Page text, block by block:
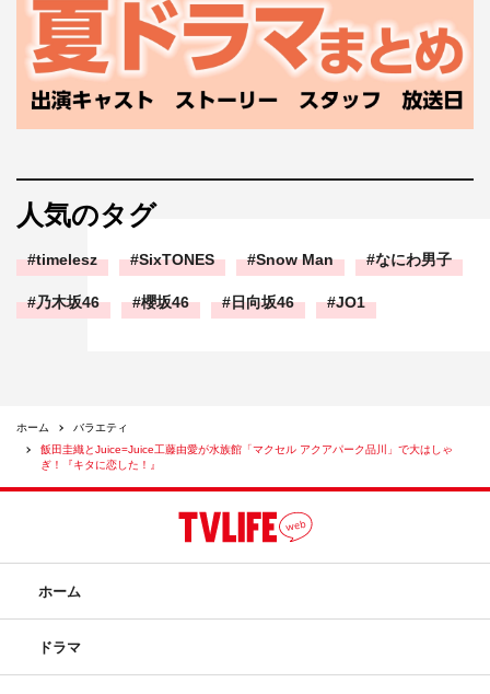
人気のタグ
timelesz SixTONES Snow Man なにわ男子
乃木坂46 櫻坂46 日向坂46 JO1
ホーム
バラエティ
飯田圭織とJuice=Juice工藤由愛が水族館「マクセル アクアパーク品川」で大はしゃ
ぎ！『キタに恋した！』
ホーム
ドラマ